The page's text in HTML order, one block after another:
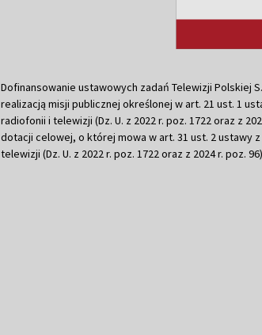
Dofinansowanie ustawowych zadań Telewizji Polskiej
realizacją misji publicznej określonej w art. 21 ust. 1
radiofonii i telewizji (Dz. U. z 2022 r. poz. 1722 oraz z
dotacji celowej, o której mowa w art. 31 ust. 2 ustawy
telewizji (Dz. U. z 2022 r. poz. 1722 oraz z 2024 r. poz. 96)